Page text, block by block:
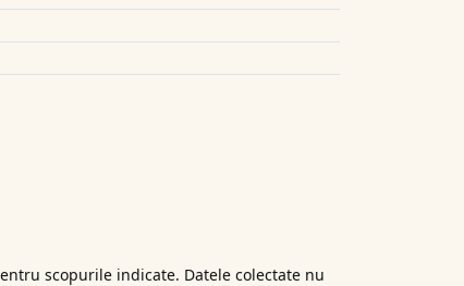
scopurile indicate. Datele colectate nu